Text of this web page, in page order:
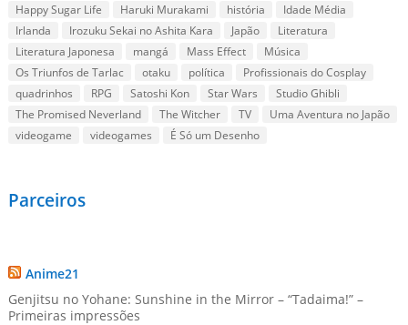
Happy Sugar Life
Haruki Murakami história
Idade Média
Irlanda
Irozuku Sekai no Ashita Kara Japão
Literatura
Literatura Japonesa
mangá Mass Effect
Música
Os Triunfos de Tarlac
otaku política
Profissionais do Cosplay
quadrinhos
RPG Satoshi Kon Star Wars
Studio Ghibli
The Promised Neverland
The Witcher TV
Uma Aventura no Japão
videogame
videogames É Só um Desenho
Parceiros
Anime21
Genjitsu no Yohane: Sunshine in the Mirror – “Tadaima!” –
Primeiras impressões